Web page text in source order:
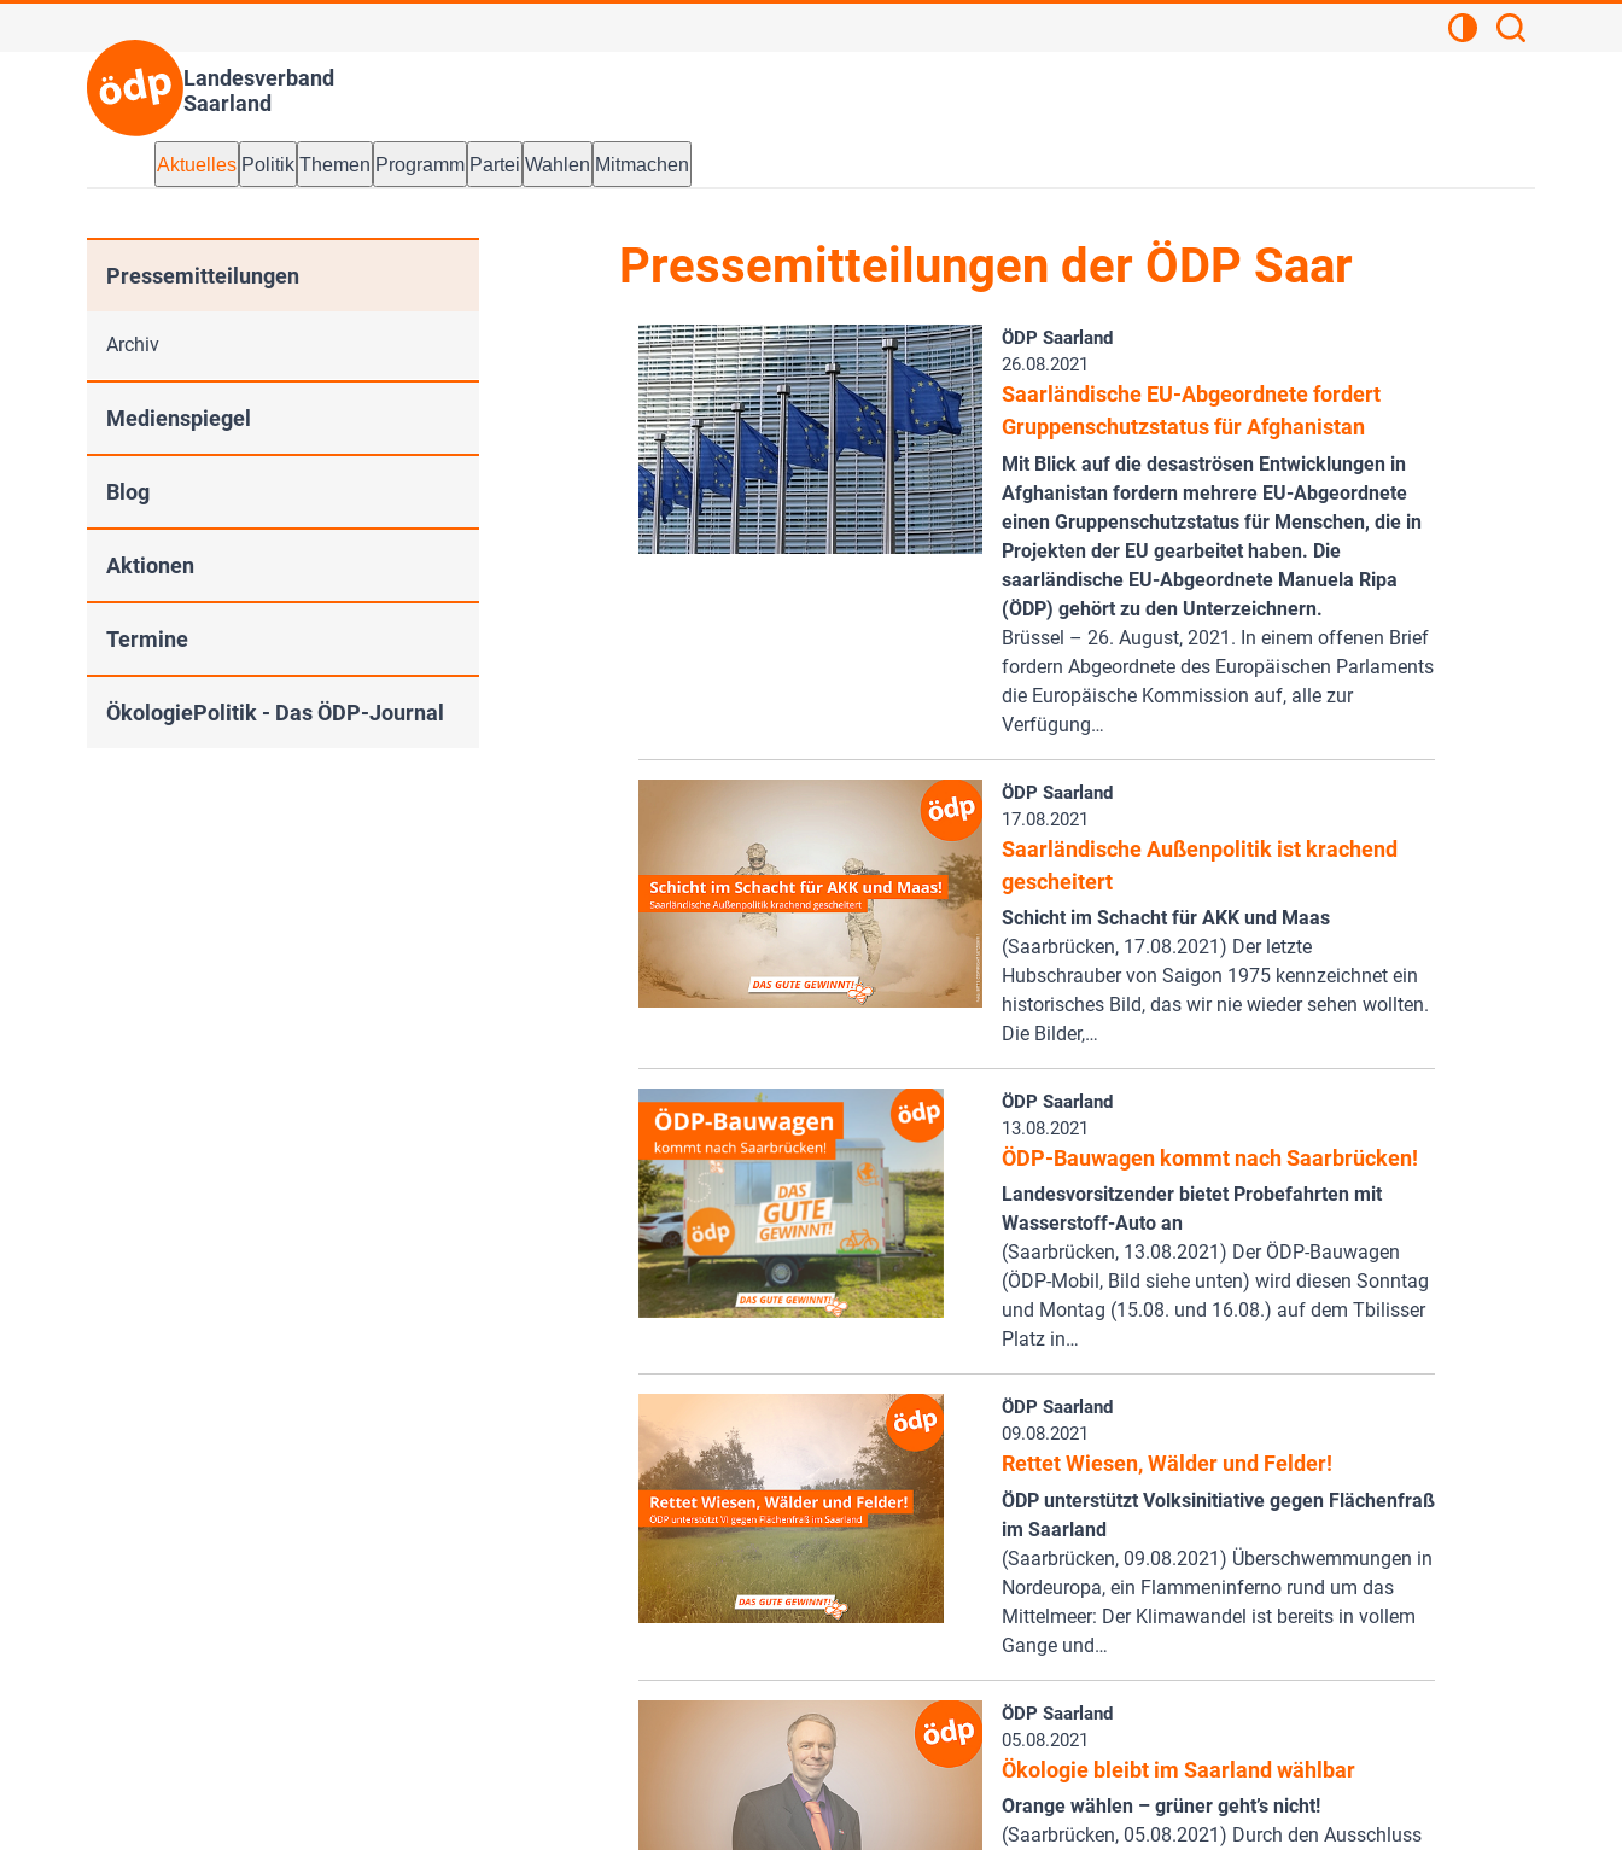
Landesverband
Saarland
Kontrastansicht
Aktuelles Politik Themen Programm Partei Wahlen Mitmachen
Pressemitteilungen der ÖDP Saar
ÖDP Saarland
26.08.2021
Saarländische EU-Abgeordnete fordert
Gruppenschutzstatus für Afghanistan
Mit Blick auf die desaströsen Entwicklungen in
Afghanistan fordern mehrere EU-Abgeordnete
einen Gruppenschutzstatus für Menschen, die in
Projekten der EU gearbeitet haben. Die
saarländische EU-Abgeordnete Manuela Ripa
(ÖDP) gehört zu den Unterzeichnern.
Brüssel – 26. August, 2021. In einem offenen Brief
fordern Abgeordnete des Europäischen Parlaments
die Europäische Kommission auf, alle zur
Verfügung…
ÖDP Saarland
17.08.2021
Saarländische Außenpolitik ist krachend
gescheitert
Schicht im Schacht für AKK und Maas
(Saarbrücken, 17.08.2021) Der letzte
Hubschrauber von Saigon 1975 kennzeichnet ein
historisches Bild, das wir nie wieder sehen wollten.
Die Bilder,…
ÖDP Saarland
13.08.2021
ÖDP-Bauwagen kommt nach Saarbrücken!
Landesvorsitzender bietet Probefahrten mit
Wasserstoff-Auto an
(Saarbrücken, 13.08.2021) Der ÖDP-Bauwagen
(ÖDP-Mobil, Bild siehe unten) wird diesen Sonntag
und Montag (15.08. und 16.08.) auf dem Tbilisser
Platz in…
ÖDP Saarland
09.08.2021
Rettet Wiesen, Wälder und Felder!
ÖDP unterstützt Volksinitiative gegen Flächenfraß
im Saarland
(Saarbrücken, 09.08.2021) Überschwemmungen in
Nordeuropa, ein Flammeninferno rund um das
Mittelmeer: Der Klimawandel ist bereits in vollem
Gange und…
ÖDP Saarland
05.08.2021
Ökologie bleibt im Saarland wählbar
Orange wählen – grüner geht’s nicht!
(Saarbrücken, 05.08.2021) Durch den Ausschluss
Pressemitteilungen
Archiv
Medienspiegel
Blog
Aktionen
Termine
ÖkologiePolitik - Das ÖDP-Journal